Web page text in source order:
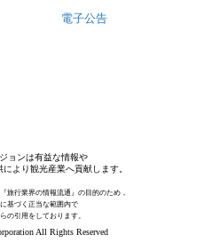
電子公告
ョンは有益な情報や
より観光産業へ貢献します。
旅行業界の情報流通』の目的のため，
基づく正当な範囲内で
の引用をしております。
All Rights Reserved